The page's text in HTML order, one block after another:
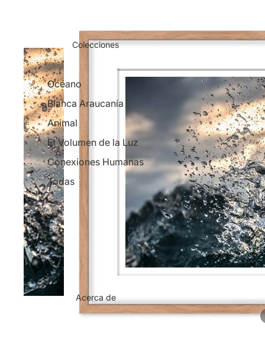
Colecciones
Océano
Blanca Araucanía
Animal
El Volumen de la Luz
Conexiones Humanas
Todas
Acerca de